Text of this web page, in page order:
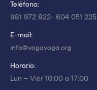
Teléfono:
981 972 822- 604 051 225
E-mail:
info@vogavoga.org
Horario:
Lun – Vier 10:00 a 17:00